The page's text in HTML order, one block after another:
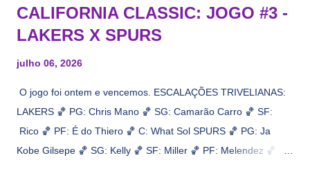
CALIFORNIA CLASSIC: JOGO #3 -
LAKERS X SPURS
julho 06, 2026
O jogo foi ontem e vencemos. ESCALAÇÕES TRIVELIANAS:
LAKERS 🏀 PG: Chris Mano 🏀 SG: Camarão Carro 🏀 SF:
Rico 🏀 PF: É do Thiero 🏀 C: What Sol SPURS 🏀 PG: Ja
Kobe Gilsepe 🏀 SG: Kelly 🏀 SF: Miller 🏀 PF: Melendez 🏀 C: